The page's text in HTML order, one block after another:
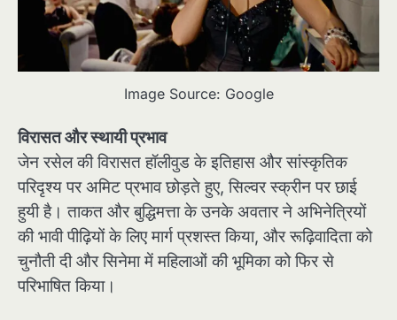
Image Source: Google
विरासत और स्थायी प्रभाव
जेन रसेल की विरासत हॉलीवुड के इतिहास और सांस्कृतिक
परिदृश्य पर अमिट प्रभाव छोड़ते हुए, सिल्वर स्क्रीन पर छाई
हुयी है। ताकत और बुद्धिमत्ता के उनके अवतार ने अभिनेत्रियों
की भावी पीढ़ियों के लिए मार्ग प्रशस्त किया, और रूढ़िवादिता को
चुनौती दी और सिनेमा में महिलाओं की भूमिका को फिर से
परिभाषित किया।